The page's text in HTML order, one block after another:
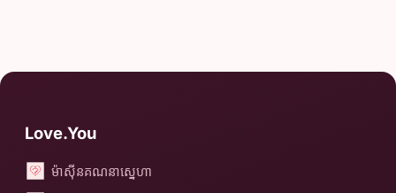
Love.You
ម៉ាស៊ីនគណនាស្នេហា